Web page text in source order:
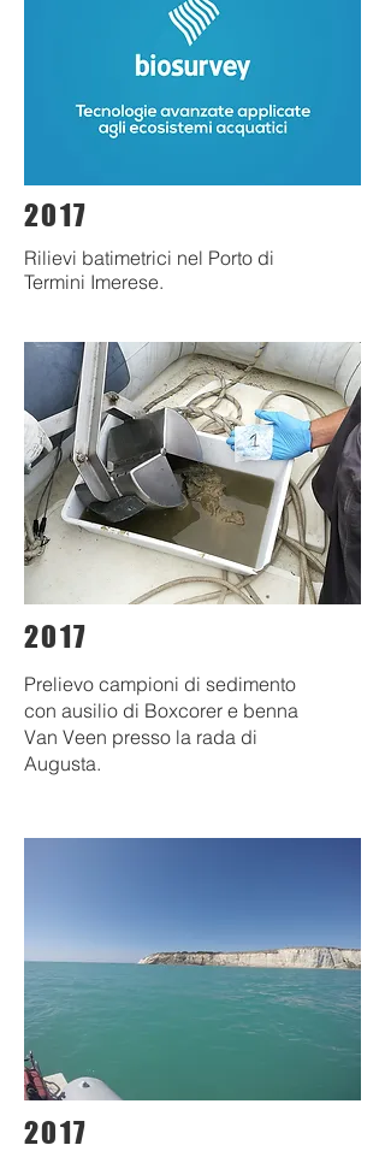
2017
Rilievi batimetrici nel Porto di
Termini Imerese.
2017
Prelievo campioni di sedimento
con ausilio di Boxcorer e benna
Van Veen presso la rada di
Augusta.
2017